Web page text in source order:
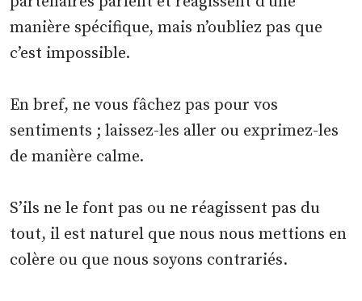
manière spécifique, mais n’oubliez pas que
c’est impossible.
En bref, ne vous fâchez pas pour vos
sentiments ; laissez-les aller ou exprimez-les
de manière calme.
S’ils ne le font pas ou ne réagissent pas du
tout, il est naturel que nous nous mettions en
colère ou que nous soyons contrariés.